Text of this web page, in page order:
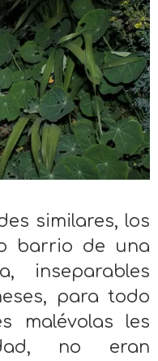
similares, los
barrio de una
inseparables
para todo
malévolas les
no eran